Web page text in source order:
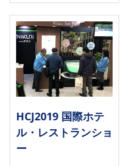
HCJ2019 国際ホテ
ル・レストランショ
ー